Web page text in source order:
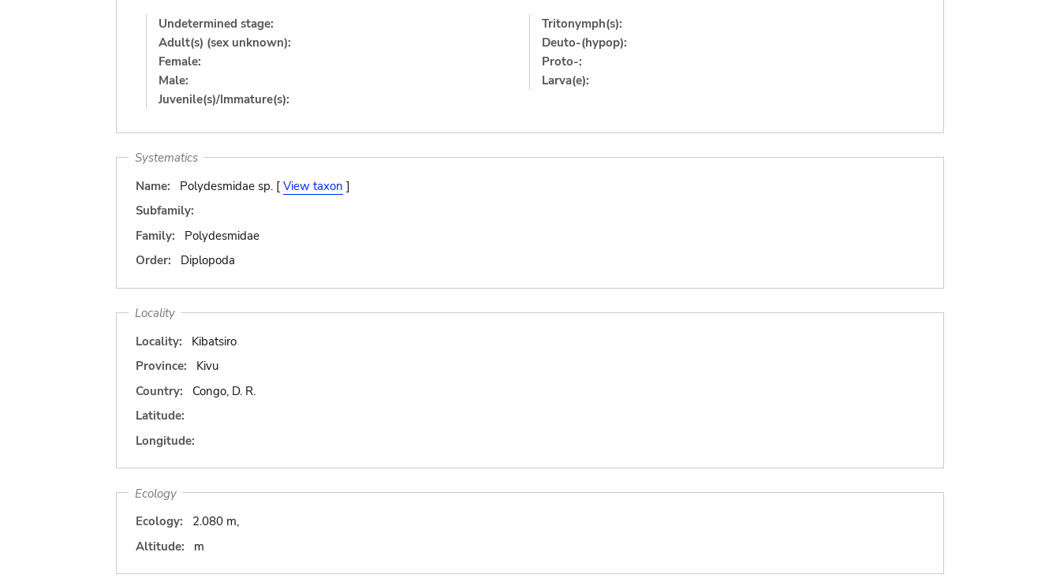
Undetermined stage:
Adult(s) (sex unknown):
Female:
Male:
Juvenile(s)/Immature(s):
Tritonymph(s):
Deuto-(hypop):
Proto-:
Larva(e):
Systematics
Name:
Polydesmidae sp. [ View taxon ]
Subfamily:
Family:
Polydesmidae
Order:
Diplopoda
Locality
Locality:
Kibatsiro
Province:
Kivu
Country:
Congo, D. R.
Latitude:
Longitude:
Ecology
Ecology:
2.080 m,
Altitude:
m